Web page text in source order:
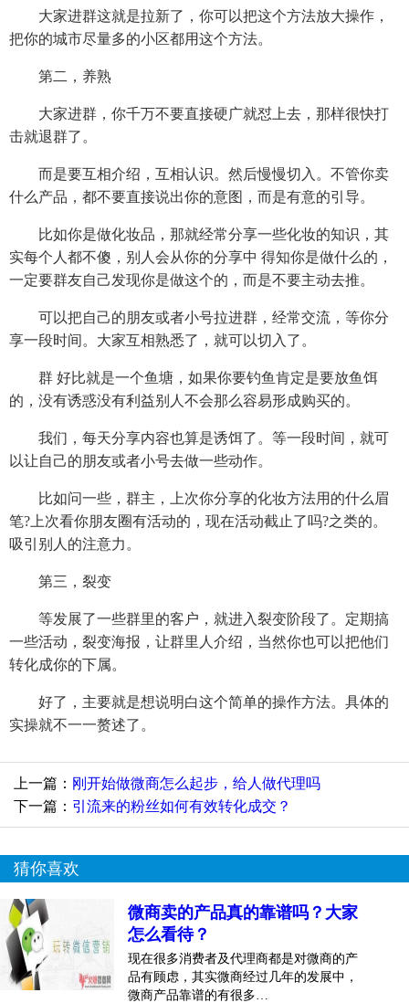
大家进群这就是拉新了，你可以把这个方法放大操作，
把你的城市尽量多的小区都用这个方法。
第二，养熟
大家进群，你千万不要直接硬广就怼上去，那样很快打
击就退群了。
而是要互相介绍，互相认识。然后慢慢切入。不管你卖
什么产品，都不要直接说出你的意图，而是有意的引导。
比如你是做化妆品，那就经常分享一些化妆的知识，其
实每个人都不傻，别人会从你的分享中 得知你是做什么的，
一定要群友自己发现你是做这个的，而是不要主动去推。
可以把自己的朋友或者小号拉进群，经常交流，等你分
享一段时间。大家互相熟悉了，就可以切入了。
群 好比就是一个鱼塘，如果你要钓鱼肯定是要放鱼饵
的，没有诱惑没有利益别人不会那么容易形成购买的。
我们，每天分享内容也算是诱饵了。等一段时间，就可
以让自己的朋友或者小号去做一些动作。
比如问一些，群主，上次你分享的化妆方法用的什么眉
笔?上次看你朋友圈有活动的，现在活动截止了吗?之类的。
吸引别人的注意力。
第三，裂变
等发展了一些群里的客户，就进入裂变阶段了。定期搞
一些活动，裂变海报，让群里人介绍，当然你也可以把他们
转化成你的下属。
好了，主要就是想说明白这个简单的操作方法。具体的
实操就不一一赘述了。
上一篇： 刚开始做微商怎么起步，给人做代理吗
下一篇： 引流来的粉丝如何有效转化成交？
猜你喜欢
微商卖的产品真的靠谱吗？大家
怎么看待？
现在很多消费者及代理商都是对微商的产
品有顾虑，其实微商经过几年的发展中，
微商产品靠谱的有很多…